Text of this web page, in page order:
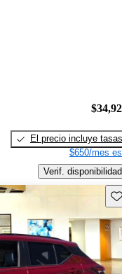
El precio incluye tasas
$650/mes
Verif. disponibilidad